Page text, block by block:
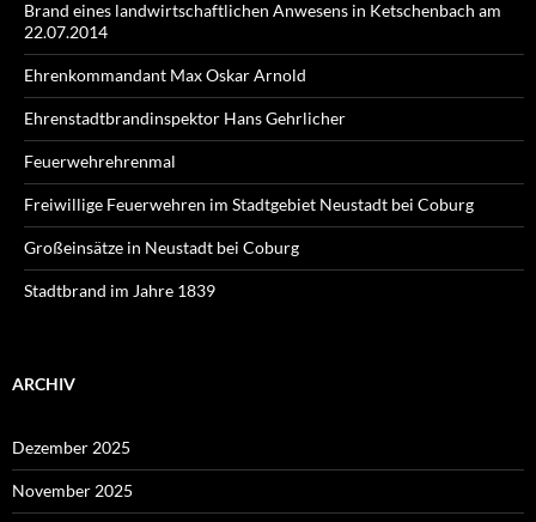
Brand eines landwirtschaftlichen Anwesens in Ketschenbach am
22.07.2014
Ehrenkommandant Max Oskar Arnold
Ehrenstadtbrandinspektor Hans Gehrlicher
Feuerwehrehrenmal
Freiwillige Feuerwehren im Stadtgebiet Neustadt bei Coburg
Großeinsätze in Neustadt bei Coburg
Stadtbrand im Jahre 1839
ARCHIV
Dezember 2025
November 2025